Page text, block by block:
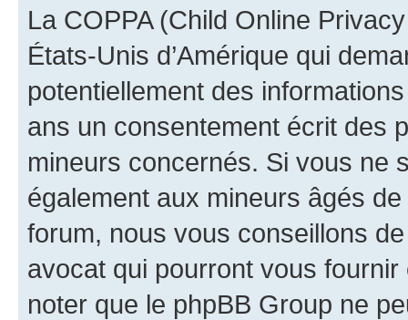
La COPPA (Child Online
États-Unis d’Amérique qui
potentiellement des
ans un consentement écrit des
mineurs concernés. Si vous ne
également aux mineurs âgés
forum, nous vous conseillons
avocat qui pourront vous
noter que le phpBB Group ne